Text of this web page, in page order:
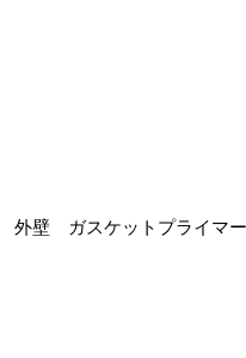
外壁 ガスケットプライマー